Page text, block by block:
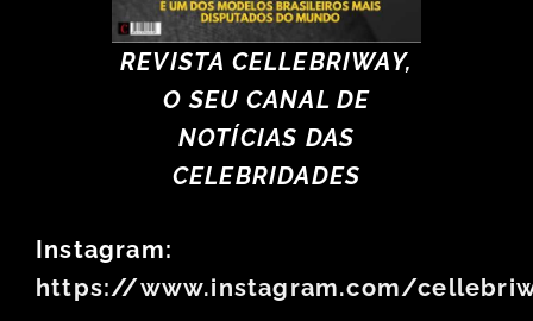
REVISTA CELLEBRIWAY,
O SEU CANAL DE
NOTÍCIAS DAS
CELEBRIDADES
Instagram:
https://www.instagram.com/